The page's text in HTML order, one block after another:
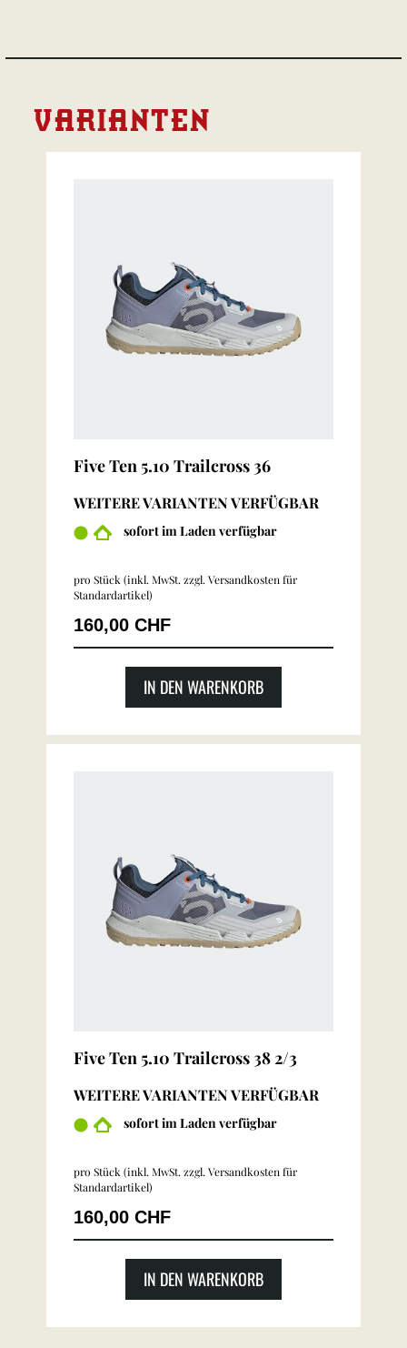
VARIANTEN
Five Ten 5.10 Trailcross 36
WEITERE VARIANTEN VERFÜGBAR
sofort im Laden verfügbar
pro Stück (inkl. MwSt. zzgl. Versandkosten für
Standardartikel)
160,00 CHF
IN DEN WARENKORB
Five Ten 5.10 Trailcross 38 2/3
WEITERE VARIANTEN VERFÜGBAR
sofort im Laden verfügbar
pro Stück (inkl. MwSt. zzgl. Versandkosten für
Standardartikel)
160,00 CHF
IN DEN WARENKORB